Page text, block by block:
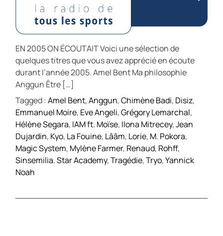
EN 2005 ON ÉCOUTAIT Voici une sélection de
quelques titres que vous avez apprécié en écoute
durant l’année 2005. Amel Bent Ma philosophie
Anggun Être […]
Tagged :Amel Bent,Anggun,Chimène Badi, Disiz,
Emmanuel Moire, Eve Angeli,Grégory Lemarchal,
Hélène Segara, IAM ft. Moïse, Ilona Mitrecey,Jean
Dujardin, Kyo, La Fouine, Lââm, Lorie, M. Pokora,
Magic System, Mylène Farmer, Renaud, Rohff,
Sinsemilia,Star Academy,Tragédie,Tryo,Yannick
Noah